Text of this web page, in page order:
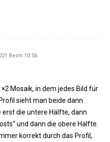
Beim 10:56
Mosaik, in dem jedes Bild für
sieht man beide dann
die untere Hälfte, dann
und dann die obere Hälfte.
korrekt durch das Profil,